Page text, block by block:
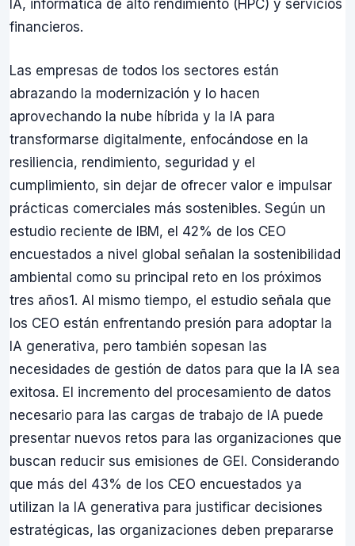
IA, informática de alto rendimiento (HPC) y servicios
financieros.
Las empresas de todos los sectores están
abrazando la modernización y lo hacen
aprovechando la nube híbrida y la IA para
transformarse digitalmente, enfocándose en la
resiliencia, rendimiento, seguridad y el
cumplimiento, sin dejar de ofrecer valor e impulsar
prácticas comerciales más sostenibles. Según un
estudio reciente de IBM, el 42% de los CEO
encuestados a nivel global señalan la sostenibilidad
ambiental como su principal reto en los próximos
tres años1. Al mismo tiempo, el estudio señala que
los CEO están enfrentando presión para adoptar la
IA generativa, pero también sopesan las
necesidades de gestión de datos para que la IA sea
exitosa. El incremento del procesamiento de datos
necesario para las cargas de trabajo de IA puede
presentar nuevos retos para las organizaciones que
buscan reducir sus emisiones de GEI. Considerando
que más del 43% de los CEO encuestados ya
utilizan la IA generativa para justificar decisiones
estratégicas, las organizaciones deben prepararse